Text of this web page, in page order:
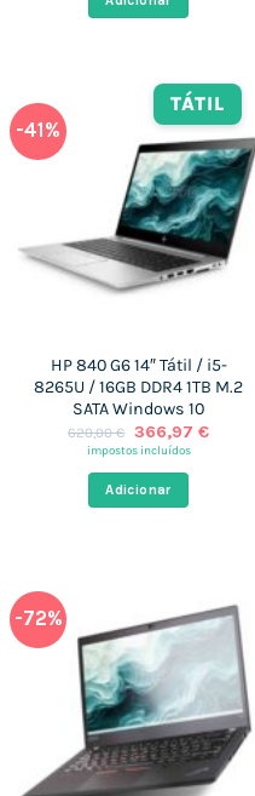
860,76 €.
-41%
TÁTIL
HP 840 G6 14″ Tátil / i5-
8265U / 16GB DDR4 1TB M.2
SATA Windows 10
620,00€ O
preço
era:
620,00 €.
366,97 €O
impostos incluídos
Adicionar
-72%